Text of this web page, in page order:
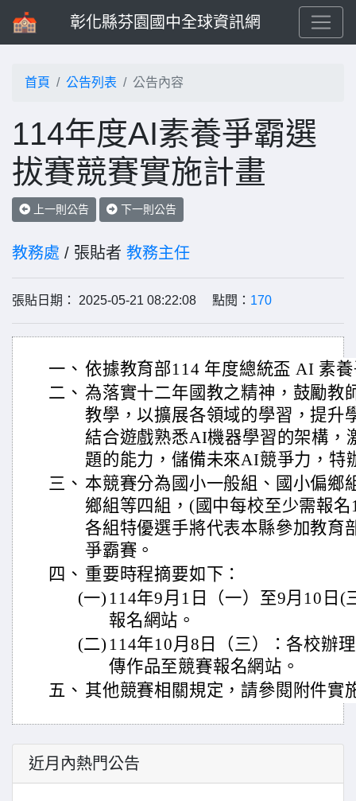
彰化縣芬園國中全球資訊網
首頁 公告列表 公告內容
114年度AI素養爭霸選
拔賽競賽實施計畫
上一則公告 下一則公告
教務處 / 張貼者 教務主任
張貼日期： 2025-05-21 08:22:08 點閱： 170
一、 依據教育部114 年度總統盃 AI 素
二、 為落實十二年國教之精神，鼓勵教
教學，以擴展各領域的學習，提升
結合遊戲熟悉AI機器學習的架構，
題的能力，儲備未來AI競爭力，特
三、 本競賽分為國小一般組、國小偏鄉
鄉組等四組，(國中每校至少需報
各組特優選手將代表本縣參加教育
爭霸賽。
四、 重要時程摘要如下：
(一) 114年9月1日（一）至9月10日(
報名網站。
(二) 114年10月8日（三）：各校辦
傳作品至競賽報名網站。
五、 其他競賽相關規定，請參閱附件實
近月內熱門公告